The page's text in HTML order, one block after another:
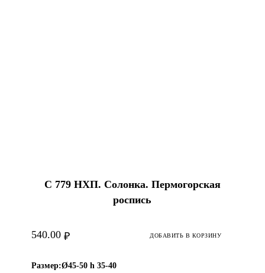
С 779 НХП. Солонка. Пермогорская
роспись
₽
540.00 ДОБАВИТЬ В КОРЗИНУ
Размер:Ø45-50 h 35-40